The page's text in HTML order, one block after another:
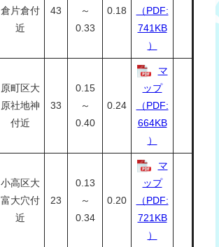
倉片倉付
近
43
～
0.33
0.18
（PDF:
741KB
）
原町区大
原社地神
付近
33
0.15
～
0.40
0.24
マ
ップ
（PDF:
664KB
）
小高区大
富大穴付
近
23
0.13
～
0.34
0.20
マ
ップ
（PDF:
721KB
）